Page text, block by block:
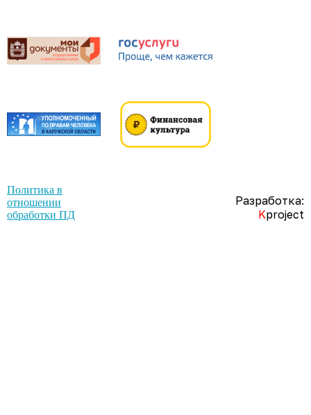
Политика в
отношении
обработки ПД
Разработка:
Kproject